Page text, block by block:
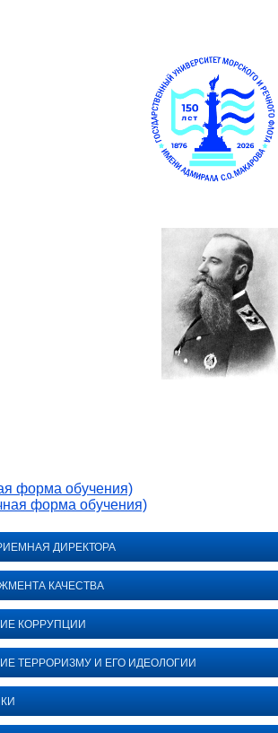
форма обучения)
форма обучения)
ДИРЕКТОРА
КАЧЕСТВА
КОРРУПЦИИ
ТЕРРОРИЗМУ И ЕГО ИДЕОЛОГИИ